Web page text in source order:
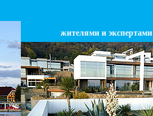
жителями и экспертами